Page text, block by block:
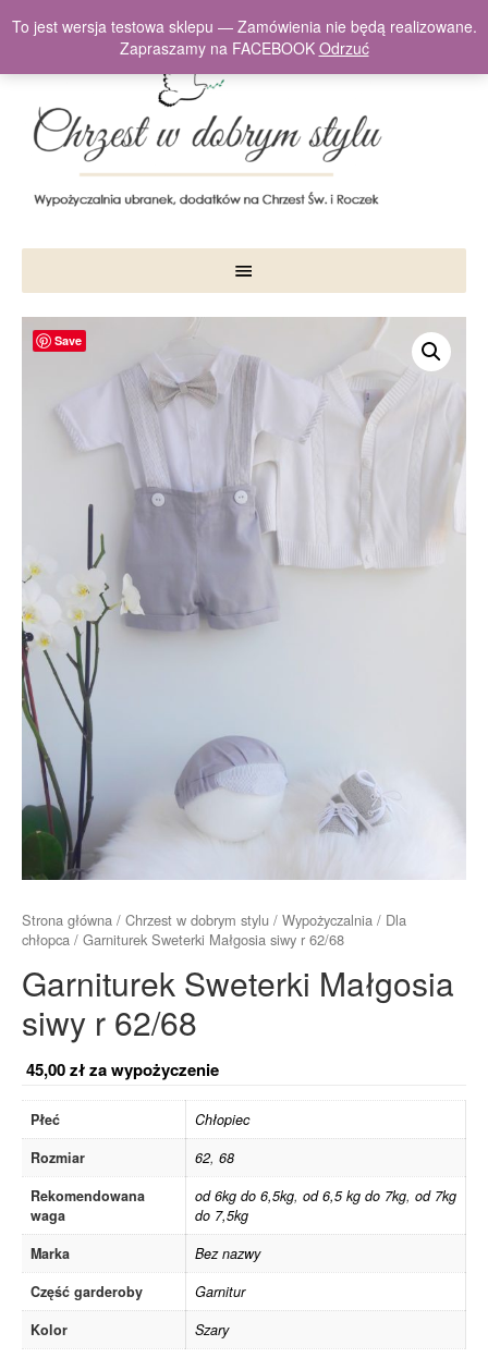
Save
Strona główna / Chrzest w dobrym stylu / Wypożyczalnia / Dla
chłopca / Garniturek Sweterki Małgosia siwy r 62/68
Garniturek Sweterki Małgosia
siwy r 62/68
45,00złza wypożyczenie
Płeć
Chłopiec
Rozmiar
62, 68
Rekomendowana
waga
od 6kg do 6,5kg, od 6,5 kg do 7kg, od 7kg
do 7,5kg
Marka
Bez nazwy
Część garderoby
Garnitur
Kolor
Szary
To jest wersja testowa sklepu — Zamówienia nie będą realizowane.
Zapraszamy na FACEBOOK Odrzuć